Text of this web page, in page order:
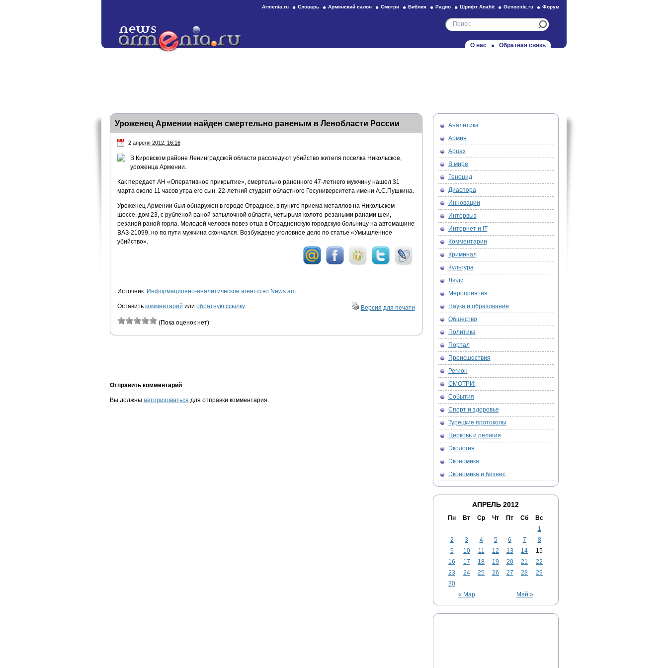
Armenia.ru Словарь Армянский салон Смотри Библия Радио Шрифт Anahit Genocide.ru Форум
О нас Обратная связь
Уроженец Армении найден смертельно раненым в Ленобласти России
2 апреля 2012, 16:16
В Кировском районе Ленинградской области расследуют убийство жителя поселка Никольское,
уроженца Армении.
Как передает АН «Оперативное прикрытие», смертельно раненного 47-летнего мужчину нашел 31
марта около 11 часов утра его сын, 22-летний студент областного Госуниверситета имени А.С.Пушкина.
Уроженец Армении был обнаружен в городе Отрадное, в пункте приема металлов на Никольском
шоссе, дом 23, с рубленой раной затылочной области, четырьмя колото-резаными ранами шеи,
резаной раной горла. Молодой человек повез отца в Отрадненскую городскую больницу на автомашине
ВАЗ-21099, но по пути мужчина скончался. Возбуждено уголовное дело по статье «Умышленное
убийство».
Источник: Информационно-аналитическое агентство News.am
Оставить комментарий или обратную ссылку. Версия для печати
(Пока оценок нет)
Отправить комментарий
Вы должны авторизоваться для отправки комментария.
Аналитика
Армия
Арцах
В мире
Геноцид
Диаспора
Инновации
Интервью
Интернет и IT
Комментарии
Криминал
Культура
Люди
Мероприятия
Наука и образование
Общество
Политика
Портал
Происшествия
Регион
СМОТРИ!
События
Спорт и здоровье
Турецкие протоколы
Церковь и религия
Экология
Экономика
Экономика и бизнес
АПРЕЛЬ 2012
Пн Вт Ср Чт Пт Сб Вс
« Мар Май »
1
2
3 4 5 6 7
8
9
10 11 12 13 14
15
16
17 18 19 20 21
22
23
24 25 26 27 28
29
30